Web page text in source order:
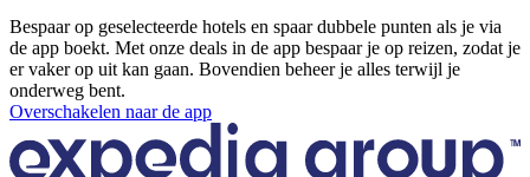
Bespaar op geselecteerde hotels en spaar dubbele punten als je via
de app boekt. Met onze deals in de app bespaar je op reizen, zodat je
er vaker op uit kan gaan. Bovendien beheer je alles terwijl je
onderweg bent.
Overschakelen naar de app